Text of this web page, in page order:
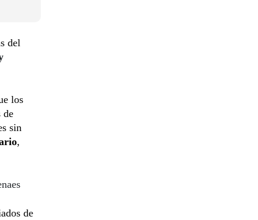
del
los
de
sin
,
de